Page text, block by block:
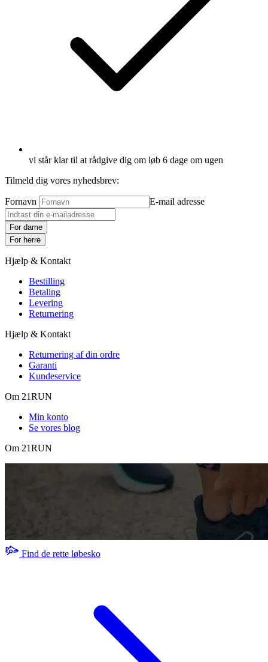
vi står klar til at rådgive dig om løb 6 dage om ugen
Tilmeld dig vores nyhedsbrev:
Fornavn E-mail adresse
For dame
For herre
Hjælp & Kontakt
Bestilling
Betaling
Levering
Returnering
Hjælp & Kontakt
Returnering af din ordre
Garanti
Kundeservice
Om 21RUN
Min konto
Se vores blog
Om 21RUN
Find de rette løbesko